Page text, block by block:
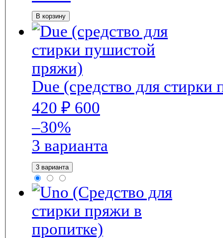
В корзину
Due (средство для
420 ₽ 600
–30%
3 варианта
3 варианта